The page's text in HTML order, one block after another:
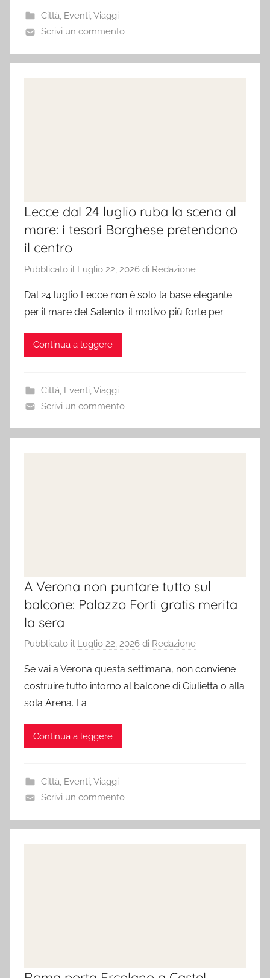
Città, Eventi,Viaggi
Scrivi un commento
Lecce dal 24 luglio ruba la scena al
mare: i tesori Borghese pretendono
il centro
Pubblicato il Luglio 22, 2026 di Redazione
Dal 24 luglio Lecce non è solo la base elegante
per il mare del Salento: il motivo più forte per
Continua a leggere
Città, Eventi,Viaggi
Scrivi un commento
A Verona non puntare tutto sul
balcone: Palazzo Forti gratis merita
la sera
Pubblicato il Luglio 22, 2026 di Redazione
Se vai a Verona questa settimana, non conviene
costruire tutto intorno al balcone di Giulietta o alla
sola Arena. La
Continua a leggere
Città, Eventi,Viaggi
Scrivi un commento